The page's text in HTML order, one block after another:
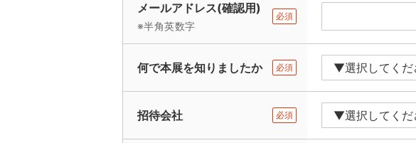
メールアドレス(確認用)
必須
※半角英数字
何で本展を知りましたか 必須
招待会社 必須